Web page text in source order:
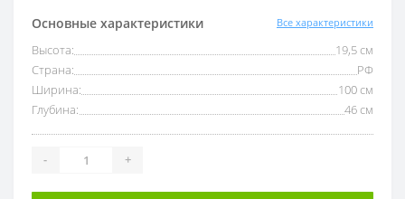
Основные характеристики Все характеристики
Высота:
19,5 см
Страна:
РФ
Ширина:
100 см
Глубина:
46 см
- +